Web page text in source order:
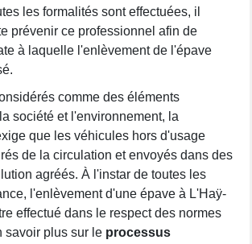
les formalités sont effectuées, il
prévenir ce professionnel afin de
à laquelle l'enlèvement de l'épave
comme des éléments
société et l'environnement, la
que les véhicules hors d'usage
de la circulation et envoyés dans des
agréés. À l'instar de toutes les
l'enlèvement d'une épave à L'Haÿ-
effectué dans le respect des normes
savoir plus sur le processus